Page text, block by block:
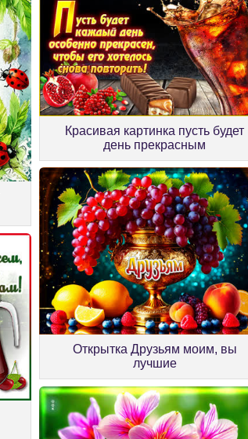
Красивая картинка пусть будет
день прекрасным
Открытка Друзьям моим, вы
лучшие